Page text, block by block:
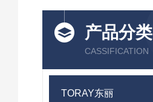
产品分类
CASSIFICATION
TORAY东丽